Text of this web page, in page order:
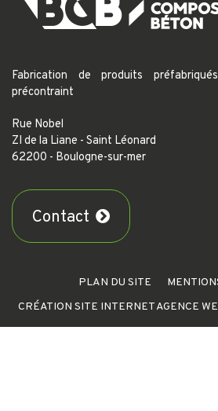
Fabrication de produits
précontraint
Rue Nobel
ZI de la Liane - Saint Léonard
62200 - Boulogne-sur-mer
Contact
PLAN DU SITE
CRÉATION SITE INTERNET AGENCE